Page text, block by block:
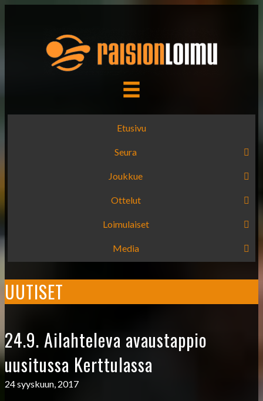
Etusivu
Seura
Joukkue
Ottelut
Loimulaiset
Media
UUTISET
24.9. Ailahteleva avaustappio
uusitussa Kerttulassa
24 syyskuun, 2017